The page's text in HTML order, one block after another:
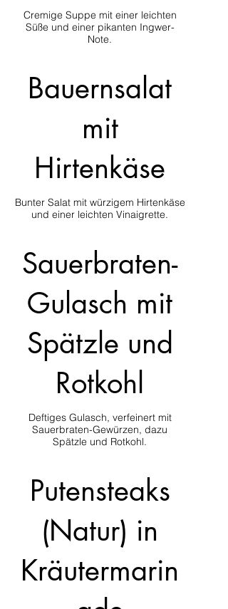
Cremige Suppe mit einer leichten
Süße und einer pikanten Ingwer-
Note.
Bauernsalat
mit
Hirtenkäse
Bunter Salat mit würzigem Hirtenkäse
Sauerbraten-
Gulasch mit
Spätzle und
Rotkohl
Deftiges Gulasch, verfeinert mit
Sauerbraten-Gewürzen, dazu
Spätzle und Rotkohl.
Putensteaks
(Natur) in
Kräutermarin